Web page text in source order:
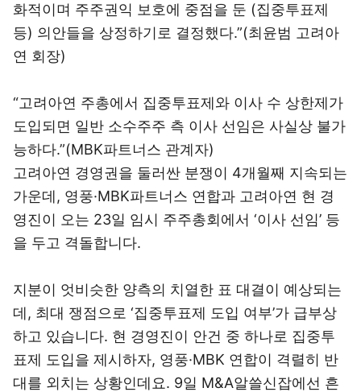
화적이며 주주권익 보호에 중점을 둔 (집중투표제
등) 의안들을 상정하기로 결정했다.”(최윤범 고려아
연 회장)
“고려아연 주총에서 집중투표제와 이사 수 상한제가
도입되면 일반 소수주주 측 이사 선임은 사실상 불가
능하다.”(MBK파트너스 관계자)
고려아연 경영권을 둘러싼 분쟁이 4개월째 지속되는
가운데, 영풍·MBK파트너스 연합과 고려아연 현 경
영진이 오는 23일 임시 주주총회에서 ‘이사 선임’ 등
을 두고 격돌합니다.
지분이 엇비슷한 양측의 치열한 표 대결이 예상되는
데, 최대 쟁점으로 ‘집중투표제 도입 여부’가 급부상
하고 있습니다. 현 경영진이 안건 중 하나로 집중투
표제 도입을 제시하자, 영풍·MBK 연합이 격렬히 반
대를 외치는 상황인데요. 9일 M&A알쓸신잡에선 흔